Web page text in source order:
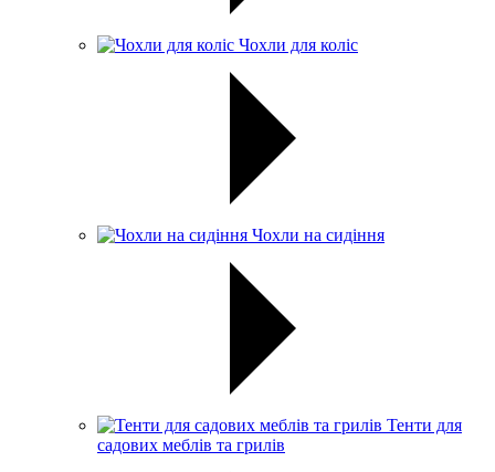
Чохли для коліс
Чохли на сидіння
Тенти для
садових меблів та грилів